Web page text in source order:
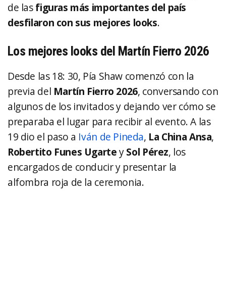
de lasfiguras más importantes del país
desfilaron con sus mejores looks.
Los mejores looks del Martín Fierro 2026
Desde las 18: 30, Pía Shaw comenzó con la
previa del Martín Fierro 2026, conversando con
algunos de los invitados y dejando ver cómo se
preparaba el lugar para recibir al evento. A las
19 dio el paso a Iván de Pineda, La China Ansa,
Robertito Funes UgarteySol Pérez, los
encargados de conducir y presentar la
alfombra roja de la ceremonia.